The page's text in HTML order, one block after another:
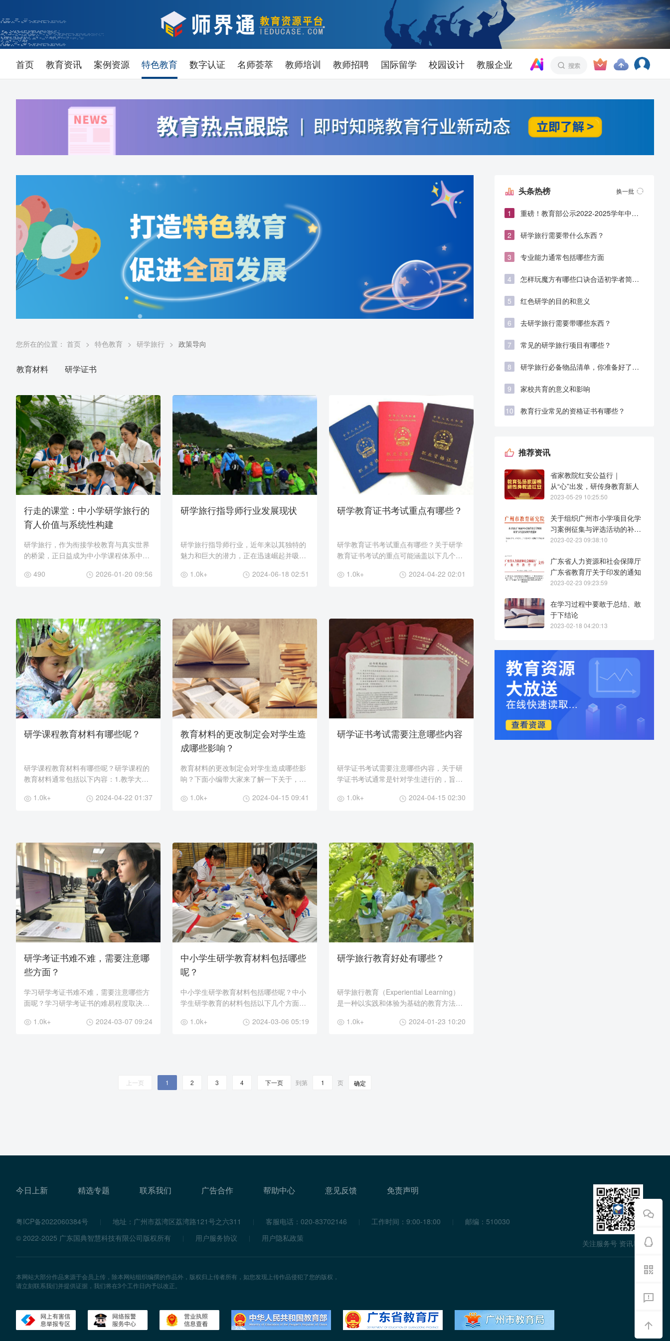
首页 教育资讯 案例资源 特色教育 数字认证 名师荟萃 教师培训 教师招聘 国际留学 校园设计 教服企业
您所在的位置： 首页 > 特色教育 > 研学旅行 > 政策导向
教育材料 研学证书
行走的课堂：中小学研学旅行的
育人价值与系统性构建
研学旅行，作为衔接学校教育与真实世界
的桥梁，正日益成为中小学课程体系中不
的观光属性，是有目的、有计划、有课程
490 2026-01-20 09:56
研学旅行指导师行业发展现状
研学旅行指导师行业，近年来以其独特的
魅力和巨大的潜力，正在迅速崛起并吸引
不仅体现了教育改革的深入进行，也反映
1.0k+ 2024-06-18 02:51
研学教育证书考试重点有哪些？
研学教育证书考试重点有哪些？关于研学
教育证书考试的重点可能涵盖以下几个方
学教育的基本理论和方法，包括研学活动
1.0k+ 2024-04-22 02:01
研学课程教育材料有哪些呢？
研学课程教育材料有哪些呢？研学课程的
教育材料通常包括以下内容：1.教学大纲
目标、教学内容、教学方法和评估方式
1.0k+ 2024-04-22 01:37
教育材料的更改制定会对学生造
成哪些影响？
教育材料的更改制定会对学生造成哪些影
响？下面小编带大家来了解一下关于，教
影响： 1. 认知影响：教育材料的更改可能
1.0k+ 2024-04-15 09:41
研学证书考试需要注意哪些内容
研学证书考试需要注意哪些内容，关于研
学证书考试通常是针对学生进行的，旨在
能。考试内容可能会因机构、地区和级别
1.0k+ 2024-04-15 02:30
研学考证书难不难，需要注意哪
些方面？
学习研学考证书难不难，需要注意哪些方
面呢？学习研学考证书的难易程度取决于
以下是一些需要注意的方面： 1、多方面
1.0k+ 2024-03-07 09:24
中小学生研学教育材料包括哪些
呢？
中小学生研学教育材料包括哪些呢？中小
学生研学教育的材料包括以下几个方面：
程教材，这些教材包括各学科的知识点、
1.0k+ 2024-03-06 05:19
研学旅行教育好处有哪些？
研学旅行教育（Experiential Learning）
是一种以实践和体验为基础的教育方法，
学生参与实际活动和现实情境的机会。研
1.0k+ 2024-01-23 10:20
上一页 1 2 3 4 下一页 到第 页 确定
头条热榜 换一批
1
2
研学旅行需要带什么东西？
3 专业能力通常包括哪些方面
4
5
红色研学的目的和意义
6 去研学旅行需要带哪些东西？
7 常见的研学旅行项目有哪些？
8
9
家校共育的意义和影响
10 教育行业常见的资格证书有哪些？
推荐资讯
省家教院红安公益行｜
从“心”出发，研传身教育新人
2023-05-29 10:25:50
关于组织广州市小学项目化学
习案例征集与评选活动的补充
通知
2023-02-23 09:38:10
广东省人力资源和社会保障厅
广东省教育厅关于印发的通知
2023-02-23 09:23:59
在学习过程中要敢于总结、敢
于下结论
2023-02-18 04:20:13
今日上新 精选专题 联系我们 广告合作 帮助中心 意见反馈 免责声明
粤ICP备2022060384号 地址：广州市荔湾区荔湾路121号之六311 客服电话：020-83702146 工作时间：9:00-18:00
邮编：510030
© 2022-2025 广东国典智慧科技有限公司版权所有
用户服务协议 用户隐私政策
关注服务号 资讯早知道
本网站大部分作品来源于会员上传，除本网站组织编撰的作品外，版权归上传者所有，如您发现上传作品侵犯了您的版权，
请立刻联系我们并提供证据，我们将在3个工作日内予以改正。